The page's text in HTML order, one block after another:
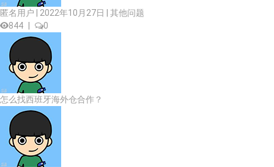
匿名用户 | 2022年10月27日 | 其他问题
844
0
怎么找西班牙海外仓合作？